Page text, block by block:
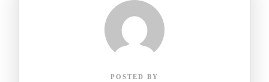
POSTED BY